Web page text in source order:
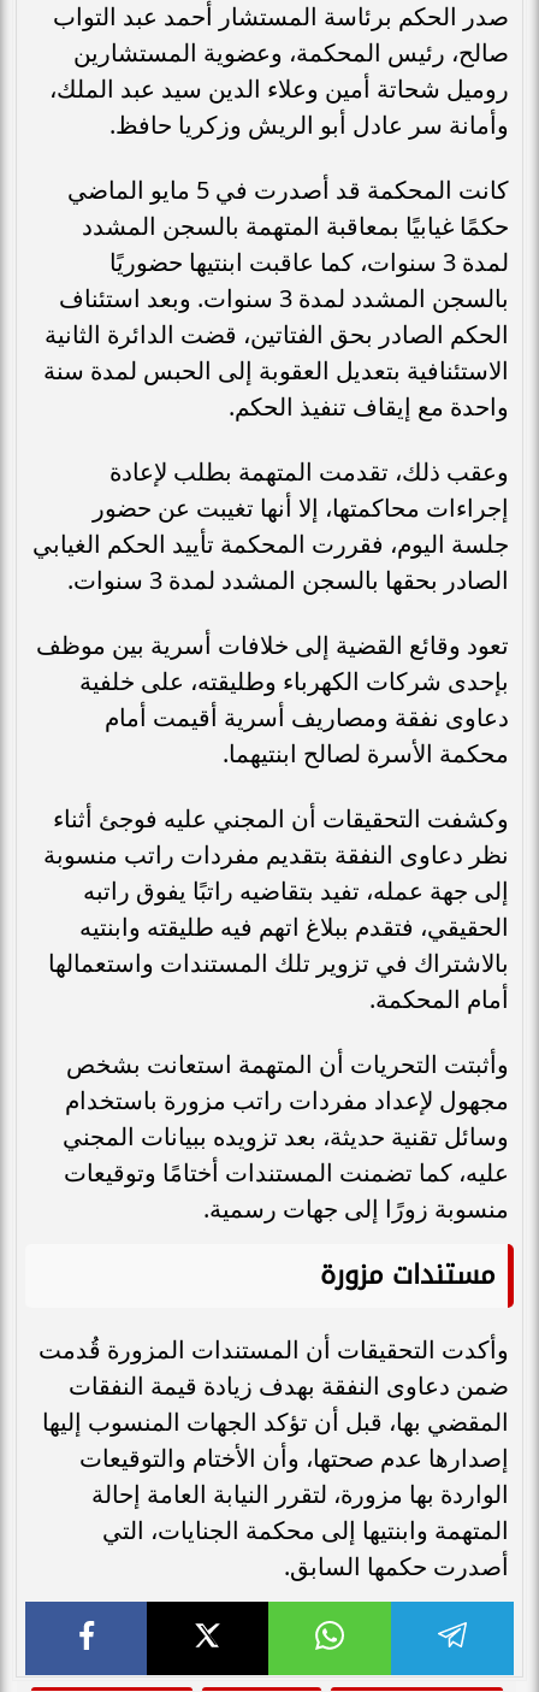
صدر الحكم برئاسة المستشار أحمد عبد التواب
صالح، رئيس المحكمة، وعضوية المستشارين
روميل شحاتة أمين وعلاء الدين سيد عبد الملك،
وأمانة سر عادل أبو الريش وزكريا حافظ.
كانت المحكمة قد أصدرت في 5 مايو الماضي
حكمًا غيابيًا بمعاقبة المتهمة بالسجن المشدد
لمدة 3 سنوات، كما عاقبت ابنتيها حضوريًا
بالسجن المشدد لمدة 3 سنوات. وبعد استئناف
الحكم الصادر بحق الفتاتين، قضت الدائرة الثانية
الاستئنافية بتعديل العقوبة إلى الحبس لمدة سنة
واحدة مع إيقاف تنفيذ الحكم.
وعقب ذلك، تقدمت المتهمة بطلب لإعادة
إجراءات محاكمتها، إلا أنها تغيبت عن حضور
جلسة اليوم، فقررت المحكمة تأييد الحكم الغيابي
الصادر بحقها بالسجن المشدد لمدة 3 سنوات.
تعود وقائع القضية إلى خلافات أسرية بين موظف
بإحدى شركات الكهرباء وطليقته، على خلفية
دعاوى نفقة ومصاريف أسرية أقيمت أمام
محكمة الأسرة لصالح ابنتيهما.
وكشفت التحقيقات أن المجني عليه فوجئ أثناء
نظر دعاوى النفقة بتقديم مفردات راتب منسوبة
إلى جهة عمله، تفيد بتقاضيه راتبًا يفوق راتبه
الحقيقي، فتقدم ببلاغ اتهم فيه طليقته وابنتيه
بالاشتراك في تزوير تلك المستندات واستعمالها
أمام المحكمة.
وأثبتت التحريات أن المتهمة استعانت بشخص
مجهول لإعداد مفردات راتب مزورة باستخدام
وسائل تقنية حديثة، بعد تزويده ببيانات المجني
عليه، كما تضمنت المستندات أختامًا وتوقيعات
منسوبة زورًا إلى جهات رسمية.
مستندات مزورة
وأكدت التحقيقات أن المستندات المزورة قُدمت
ضمن دعاوى النفقة بهدف زيادة قيمة النفقات
المقضي بها، قبل أن تؤكد الجهات المنسوب إليها
إصدارها عدم صحتها، وأن الأختام والتوقيعات
الواردة بها مزورة، لتقرر النيابة العامة إحالة
المتهمة وابنتيها إلى محكمة الجنايات، التي
أصدرت حكمها السابق.